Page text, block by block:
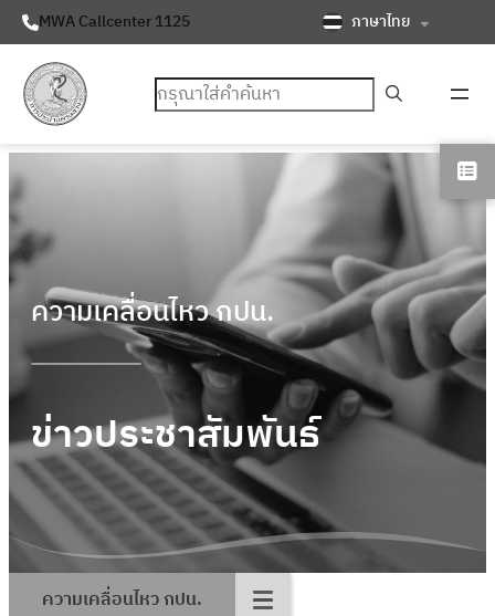
MWA Callcenter 1125 ภาษาไทย
ค้นหา
ความเคลื่อนไหว กปน.
ข่าวประชาสัมพันธ์
ความเคลื่อนไหว กปน.